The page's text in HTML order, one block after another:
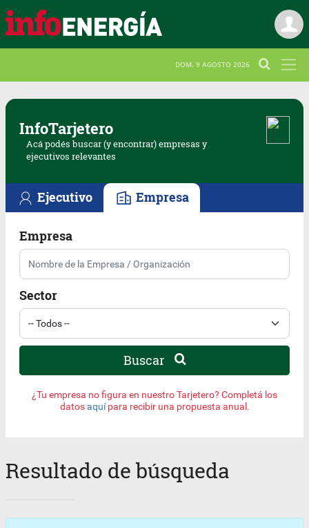
DOM. 9 AGOSTO 2026
InfoTarjetero
Acá podés buscar (y encontrar) empresas y
ejecutivos relevantes
Ejecutivo Empresa
Empresa
Sector
Buscar
¿Tu empresa no figura en nuestro Tarjetero? Completá los
datosaquípara recibir una propuesta anual.
Resultado de búsqueda